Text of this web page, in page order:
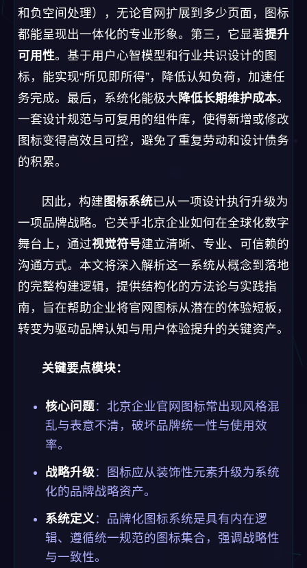
和负空间处理），无论官网扩展到多少页面，图标
都能呈现出一体化的专业形象。第三，它显著提升
可用性。基于用户心智模型和行业共识设计的图
标，能实现“所见即所得”，降低认知负荷，加速任
务完成。最后，系统化能极大 降低长期维护成本。
一套设计规范与可复用的组件库，使得新增或修改
图标变得高效且可控，避免了重复劳动和设计债务
的积累。
因此，构建 图标系统已从一项设计执行升级为
一项品牌战略。它关乎北京企业如何在全球化数字
舞台上，通过视觉符号建立清晰、专业、可信赖的
沟通方式。本文将深入解析这一系统从概念到落地
的完整构建逻辑，提供结构化的方法论与实践指
南，旨在帮助企业将官网图标从潜在的体验短板，
转变为驱动品牌认知与用户体验提升的关键资产。
关键要点模块：
核心问题：北京企业官网图标常出现风格混
乱与表意不清，破坏品牌统一性与使用效
率。
战略升级：图标应从装饰性元素升级为系统
化的品牌战略资产。
系统定义：品牌化图标系统是具有内在逻
辑、遵循统一规范的图标集合，强调战略性
与一致性。